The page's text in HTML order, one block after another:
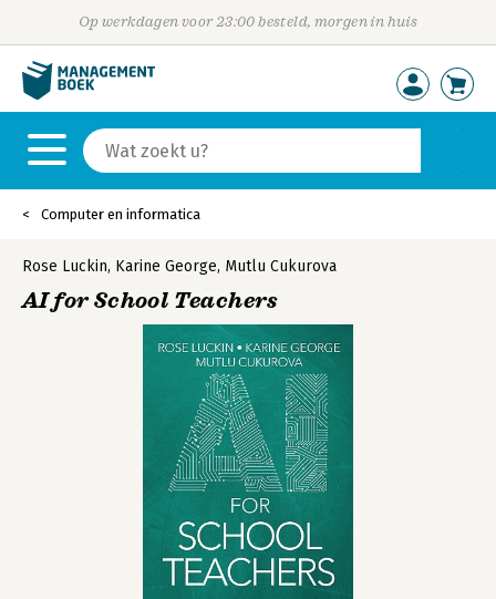
Op werkdagen voor 23:00 besteld, morgen in huis
Computer en informatica
Rose Luckin, Karine George, Mutlu Cukurova
AI for School Teachers